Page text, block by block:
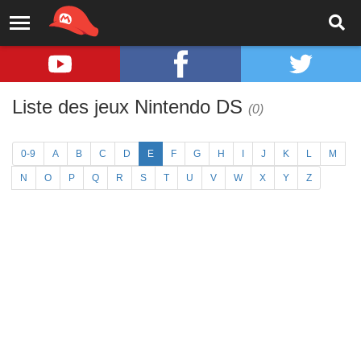
Liste des jeux Nintendo DS (0)
0-9 A B C D E F G H J K L M
N O P Q R S T U V W X Y Z